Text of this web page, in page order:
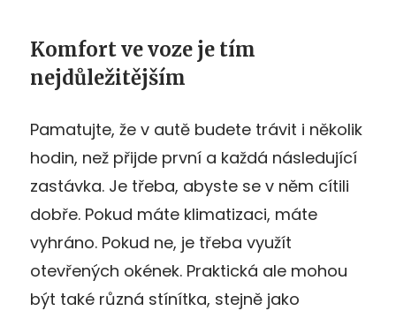
Komfort ve voze je tím
nejdůležitějším
Pamatujte, že v autě budete trávit i několik
hodin, než přijde první a každá následující
zastávka. Je třeba, abyste se v něm cítili
dobře. Pokud máte klimatizaci, máte
vyhráno. Pokud ne, je třeba využít
otevřených okének. Praktická ale mohou
být také různá stínítka, stejně jako